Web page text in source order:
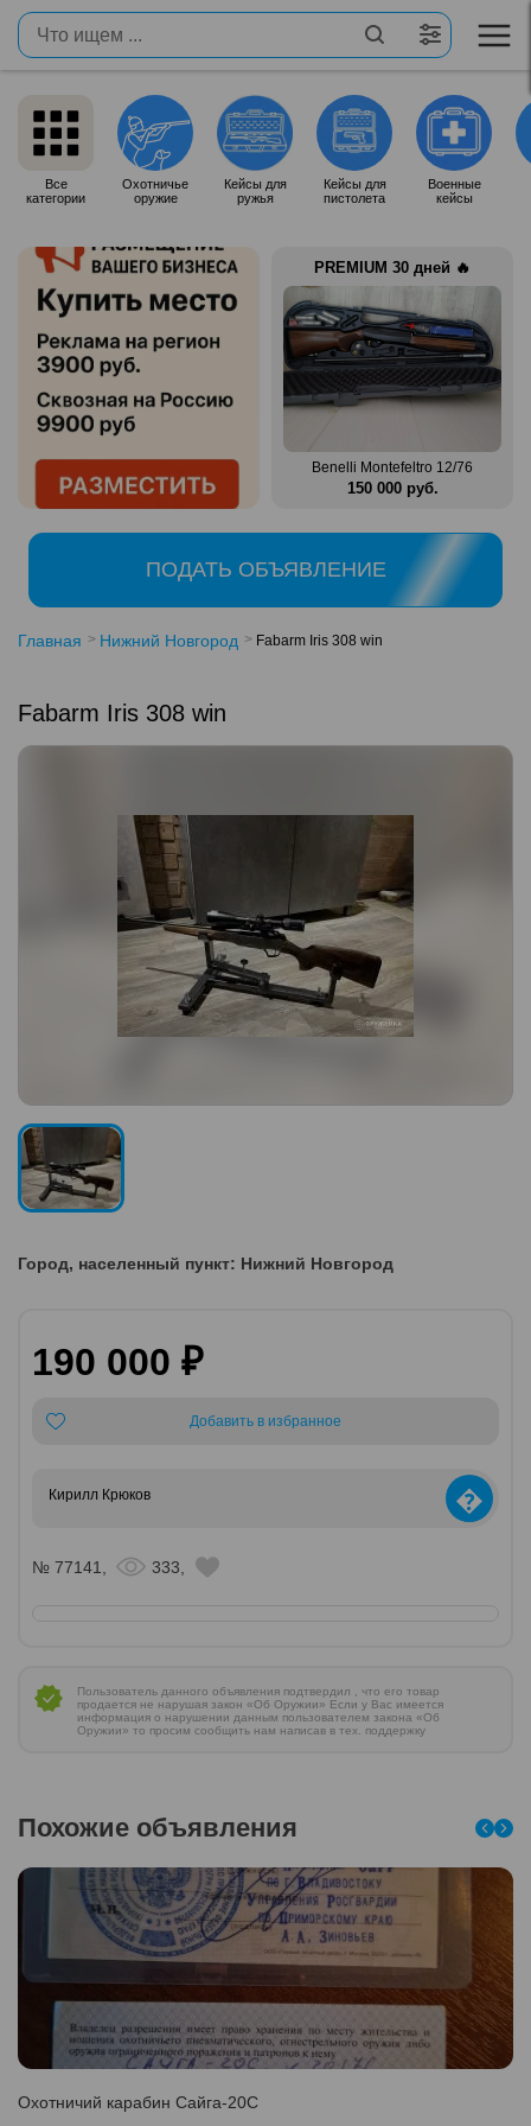
Все
категории
Охотничье
оружие
Кейсы для
ружья
Кейсы для
пистолета
Военные
кейсы
PREMIUM 30 дней 🔥
76 Zauer 303. 300 Win Mag
380 000 руб.
Benelli Montefeltro 12/76
150 000 руб.
ПОДАТЬ ОБЪЯВЛЕНИЕ
Главная Нижний Новгород Fabarm Iris 308 win
Fabarm Iris 308 win
Город, населенный пункт: Нижний Новгород
190 000 ₽
Добавить в избранное
Кирилл Крюков �
№ 77141, 333,
Пользователь данного объявления подтвердил , что его товар
продается не нарушая закон «Об Оружии» Если у Вас имеется
информация о нарушении данным пользователем закона «Об
Оружии» то просим сообщить нам написав в тех. поддержку
Похожие объявления
Охотничий карабин Сайга-20С